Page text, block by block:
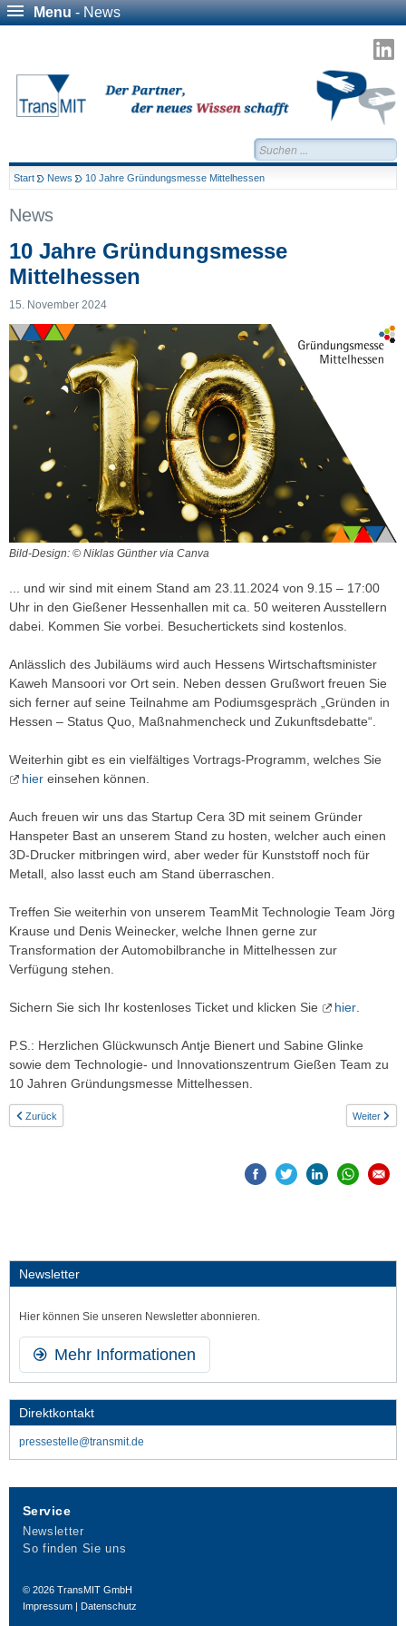
Menu- News
Suchen...
Start News 10 Jahre Gründungsmesse Mittelhessen
Newsletter
Hier können Sie unseren Newsletter abonnieren.
Mehr Informationen
Direktkontakt
pressestelle@transmit.de
News
10 Jahre Gründungsmesse
Mittelhessen
15. November 2024
Bild-Design: © Niklas Günther via Canva
... und wir sind mit einem Stand am 23.11.2024 von 9.15 – 17:00
Uhr in den Gießener Hessenhallen mit ca. 50 weiteren Ausstellern
dabei. Kommen Sie vorbei. Besuchertickets sind kostenlos.
Anlässlich des Jubiläums wird auch Hessens Wirtschaftsminister
Kaweh Mansoori vor Ort sein. Neben dessen Grußwort freuen Sie
sich ferner auf seine Teilnahme am Podiumsgespräch „Gründen in
Hessen – Status Quo, Maßnahmencheck und Zukunftsdebatte“.
Weiterhin gibt es ein vielfältiges Vortrags-Programm, welches Sie
hier einsehen können.
Auch freuen wir uns das Startup Cera 3D mit seinem Gründer
Hanspeter Bast an unserem Stand zu hosten, welcher auch einen
3D-Drucker mitbringen wird, aber weder für Kunststoff noch für
Metall, also lasst euch am Stand überraschen.
Treffen Sie weiterhin von unserem TeamMit Technologie Team Jörg
Krause und Denis Weinecker, welche Ihnen gerne zur
Transformation der Automobilbranche in Mittelhessen zur
Verfügung stehen.
Sichern Sie sich Ihr kostenloses Ticket und klicken Sie hier
P.S.: Herzlichen Glückwunsch Antje Bienert und Sabine Glinke
sowie dem Technologie- und Innovationszentrum Gießen Team zu
10 Jahren Gründungsmesse Mittelhessen.
Zurück Weiter
Service
Newsletter
So finden Sie uns
© 2026 TransMIT GmbH
Impressum | Datenschutz